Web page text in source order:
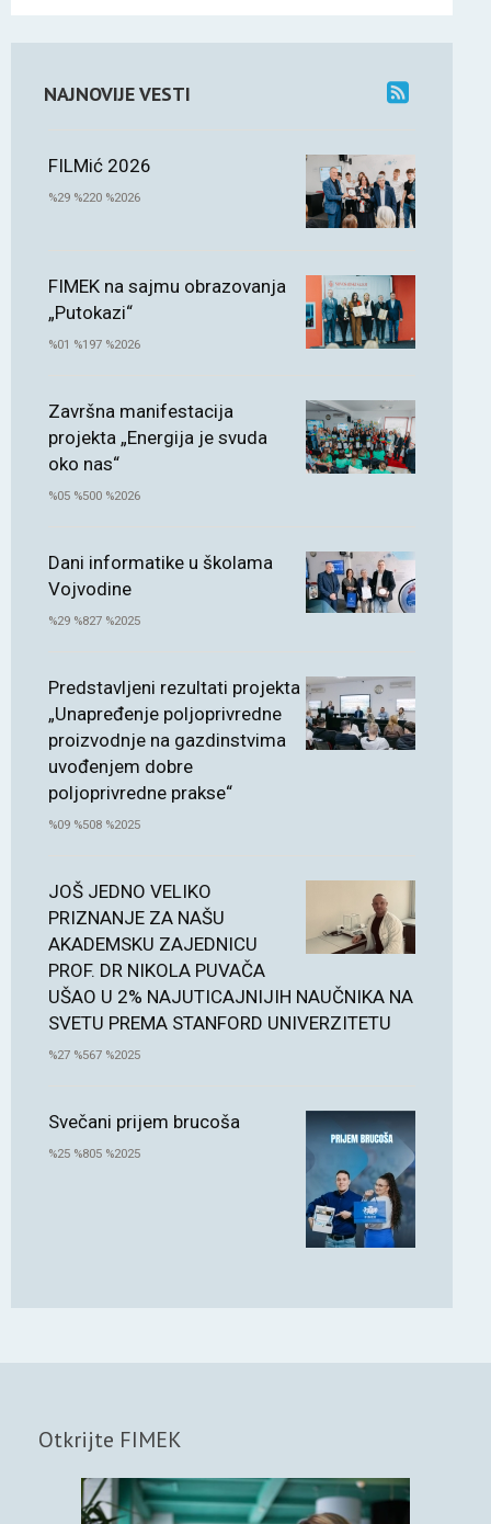
NAJNOVIJE VESTI
FILMić 2026
%29 %220 %2026
FIMEK na sajmu obrazovanja
„Putokazi“
%01 %197 %2026
Završna manifestacija
projekta „Energija je svuda
oko nas“
%05 %500 %2026
Dani informatike u školama
Vojvodine
%29 %827 %2025
Predstavljeni rezultati projekta
„Unapređenje poljoprivredne
proizvodnje na gazdinstvima
uvođenjem dobre
poljoprivredne prakse“
%09 %508 %2025
JOŠ JEDNO VELIKO
PRIZNANJE ZA NAŠU
AKADEMSKU ZAJEDNICU
PROF. DR NIKOLA PUVAČA
UŠAO U 2% NAJUTICAJNIJIH NAUČNIKA NA
SVETU PREMA STANFORD UNIVERZITETU
%27 %567 %2025
Svečani prijem brucoša
%25 %805 %2025
Otkrijte FIMEK